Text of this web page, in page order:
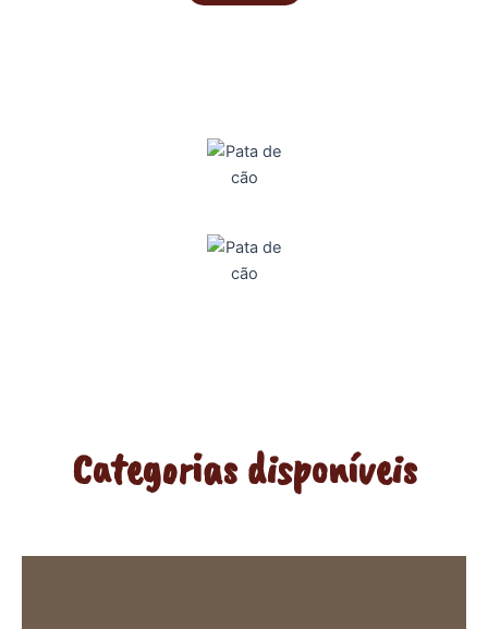
Categorias disponíveis